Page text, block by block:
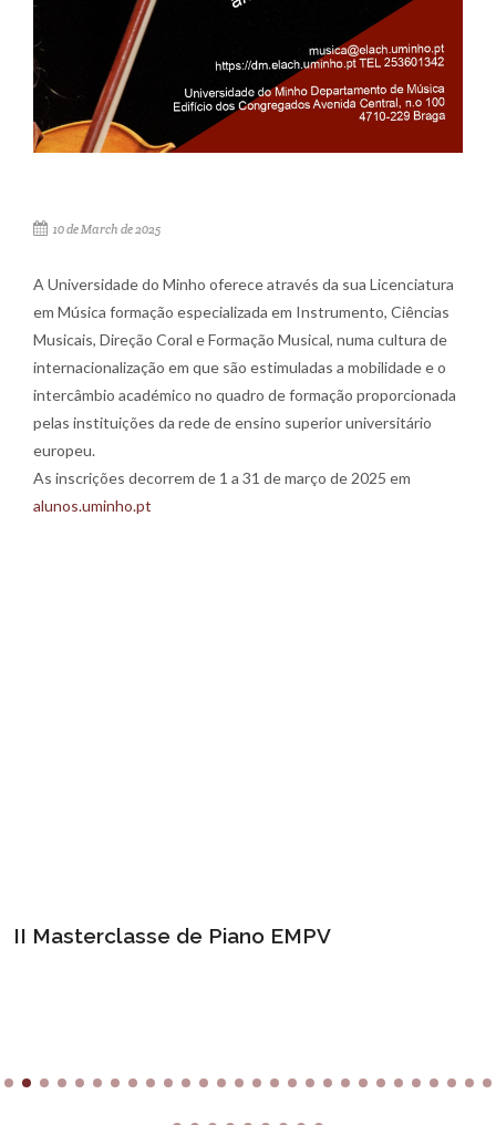
10 de March de 2025
A Universidade do Minho oferece através da sua Licenciatura
em Música formação especializada em Instrumento, Ciências
Musicais, Direção Coral e Formação Musical, numa cultura de
internacionalização em que são estimuladas a mobilidade e o
intercâmbio académico no quadro de formação proporcionada
pelas instituições da rede de ensino superior universitário
europeu.
As inscrições decorrem de 1 a 31 de março de 2025 em
alunos.uminho.pt
II Masterclasse de Piano EMPV